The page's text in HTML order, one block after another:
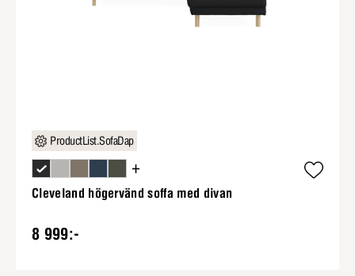
ProductList.SofaDap
+
Cleveland högervänd soffa med divan
8 999:-